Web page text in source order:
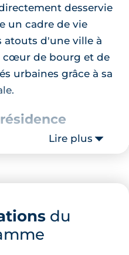
desservie
un cadre de vie
atouts d'une ville à
cœur de bourg et de
urbaines grâce à sa
situé sur les
toulousaine. Il
quelques minutes
un cabinet médical,
de Balma, ses
Lire plus
du